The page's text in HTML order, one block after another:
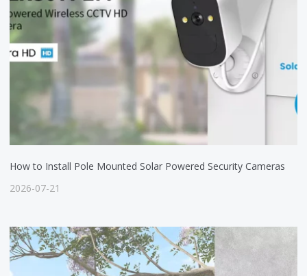
How to Install Pole Mounted Solar Powered Security Cameras
2026-07-21